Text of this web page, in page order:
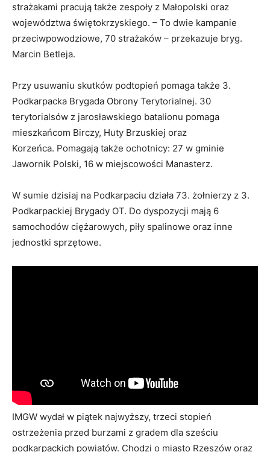
strażakami pracują także zespoły z Małopolski oraz
województwa świętokrzyskiego. – To dwie kampanie
przeciwpowodziowe, 70 strażaków – przekazuje bryg.
Marcin Betleja.
Przy usuwaniu skutków podtopień pomaga także 3.
Podkarpacka Brygada Obrony Terytorialnej. 30
terytorialsów z jarosławskiego batalionu pomaga
mieszkańcom Birczy, Huty Brzuskiej oraz
Korzeńca. Pomagają także ochotnicy: 27 w gminie
Jawornik Polski, 16 w miejscowości Manasterz.
W sumie dzisiaj na Podkarpaciu działa 73. żołnierzy z 3.
Podkarpackiej Brygady OT. Do dyspozycji mają 6
samochodów ciężarowych, piły spalinowe oraz inne
jednostki sprzętowe.
IMGW wydał w piątek najwyższy, trzeci stopień
ostrzeżenia przed burzami z gradem dla sześciu
podkarpackich powiatów. Chodzi o miasto Rzeszów oraz